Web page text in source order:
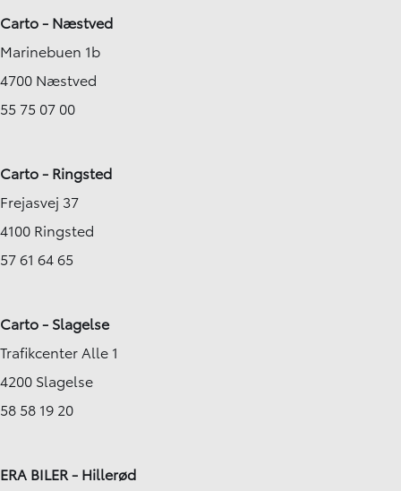
Carto - Næstved
Marinebuen 1b
4700 Næstved
55 75 07 00
Carto - Ringsted
Frejasvej 37
4100 Ringsted
57 61 64 65
Carto - Slagelse
Trafikcenter Alle 1
4200 Slagelse
58 58 19 20
ERA BILER - Hillerød